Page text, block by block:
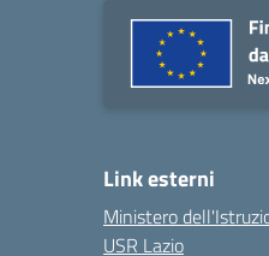
Link esterni
Ministero
USR Lazio